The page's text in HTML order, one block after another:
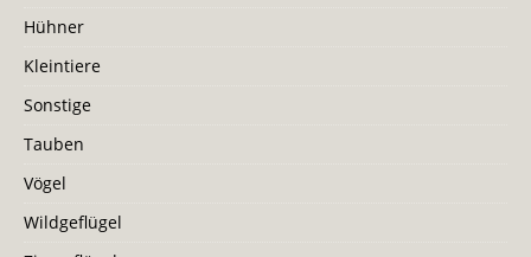
Hühner
Kleintiere
Sonstige
Tauben
Vögel
Wildgeflügel